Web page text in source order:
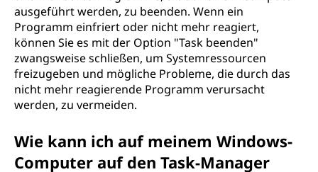
ausgeführt werden, zu beenden. Wenn ein
Programm einfriert oder nicht mehr reagiert,
können Sie es mit der Option "Task beenden"
zwangsweise schließen, um Systemressourcen
freizugeben und mögliche Probleme, die durch das
nicht mehr reagierende Programm verursacht
werden, zu vermeiden.
Wie kann ich auf meinem Windows-
Computer auf den Task-Manager